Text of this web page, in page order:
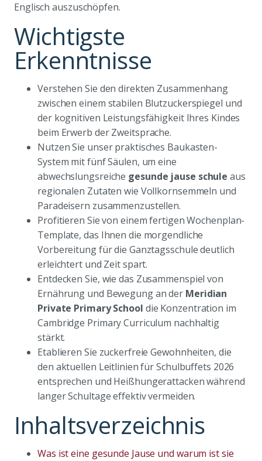
Englisch auszuschöpfen.
Wichtigste
Erkenntnisse
Verstehen Sie den direkten Zusammenhang
zwischen einem stabilen Blutzuckerspiegel und
der kognitiven Leistungsfähigkeit Ihres Kindes
beim Erwerb der Zweitsprache.
Nutzen Sie unser praktisches Baukasten-
System mit fünf Säulen, um eine
abwechslungsreiche gesunde jause schule aus
regionalen Zutaten wie Vollkornsemmeln und
Paradeisern zusammenzustellen.
Profitieren Sie von einem fertigen Wochenplan-
Template, das Ihnen die morgendliche
Vorbereitung für die Ganztagsschule deutlich
erleichtert und Zeit spart.
Entdecken Sie, wie das Zusammenspiel von
Ernährung und Bewegung an der Meridian
Private Primary School die Konzentration im
Cambridge Primary Curriculum nachhaltig
stärkt.
Etablieren Sie zuckerfreie Gewohnheiten, die
den aktuellen Leitlinien für Schulbuffets 2026
entsprechen und Heißhungerattacken während
langer Schultage effektiv vermeiden.
Inhaltsverzeichnis
Was ist eine gesunde Jause und warum ist sie